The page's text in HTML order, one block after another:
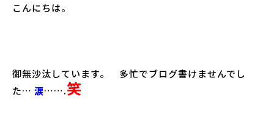
こんにちは。
御無沙汰しています。 多忙でブログ書けませんでし
た… 涙…….笑